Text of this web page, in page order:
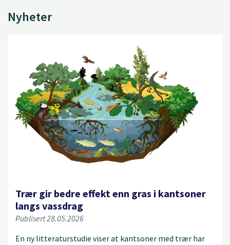
Nyheter
Trær gir bedre effekt enn gras i kantsoner
langs vassdrag
Publisert 28.05.2026
En ny litteraturstudie viser at kantsoner med trær har